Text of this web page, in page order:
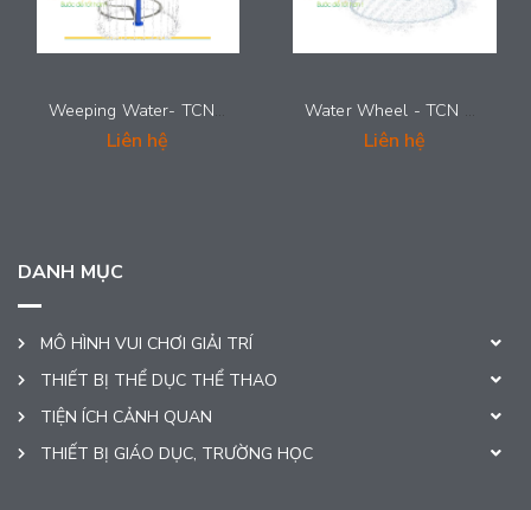
Weeping Water- TCN 0022
Liên hệ
Water Wheel - TCN 0021
Liên hệ
DANH MỤC
MÔ HÌNH VUI CHƠI GIẢI TRÍ
THIẾT BỊ THỂ DỤC THỂ THAO
TIỆN ÍCH CẢNH QUAN
THIẾT BỊ GIÁO DỤC, TRƯỜNG HỌC